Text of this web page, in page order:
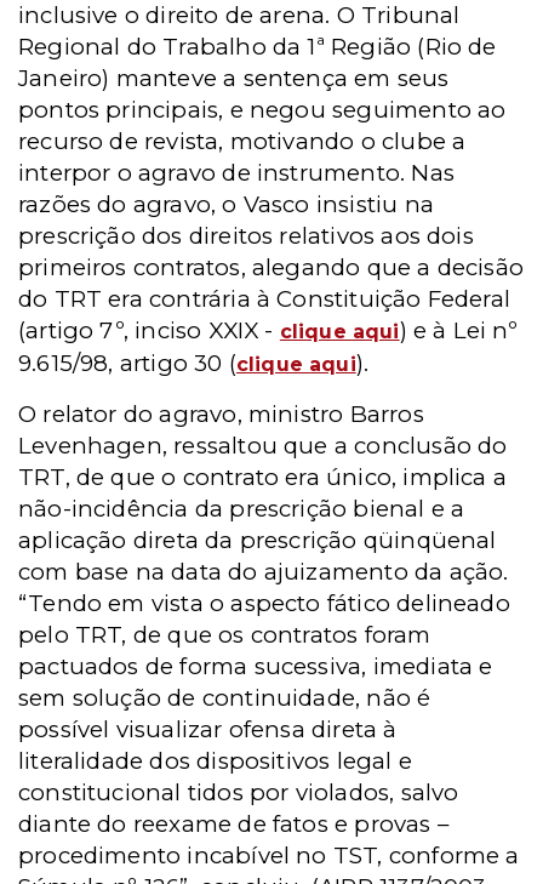
inclusive o direito de arena. O Tribunal
Regional do Trabalho da 1ª Região (Rio de
Janeiro) manteve a sentença em seus
pontos principais, e negou seguimento ao
recurso de revista, motivando o clube a
interpor o agravo de instrumento. Nas
razões do agravo, o Vasco insistiu na
prescrição dos direitos relativos aos dois
primeiros contratos, alegando que a decisão
do TRT era contrária à Constituição Federal
(artigo 7º, inciso XXIX - clique aqui) e à Lei nº
9.615/98, artigo 30 (clique aqui).
O relator do agravo, ministro Barros
Levenhagen, ressaltou que a conclusão do
TRT, de que o contrato era único, implica a
não-incidência da prescrição bienal e a
aplicação direta da prescrição qüinqüenal
com base na data do ajuizamento da ação.
“Tendo em vista o aspecto fático delineado
pelo TRT, de que os contratos foram
pactuados de forma sucessiva, imediata e
sem solução de continuidade, não é
possível visualizar ofensa direta à
literalidade dos dispositivos legal e
constitucional tidos por violados, salvo
diante do reexame de fatos e provas –
procedimento incabível no TST, conforme a